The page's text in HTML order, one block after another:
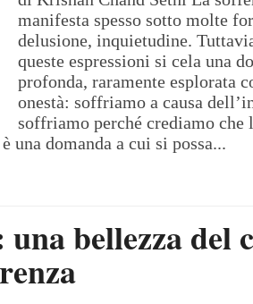
manifesta spesso sotto molte
delusione, inquietudine.
queste espressioni si cela una
profonda, raramente esplorata
onestà: soffriamo a causa
soffriamo perché crediamo che
una domanda a cui si possa...
bellezza del